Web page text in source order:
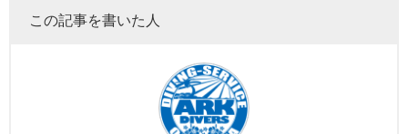
この記事を書いた人